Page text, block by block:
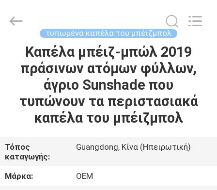
ΣΠΊΤΙ
ΠΡΟΪΌΝΤΑ
ΠΕΡΊΠΟΥ
ΓΎΡΟΣ
ΕΡΓΟΣΤΑΣΊΩΝ
Manufacturing
τυπωμένα καπέλα του μπέιζμπολ
Καπέλα μπέιζ-μπώλ 2019
πράσινων ατόμων φύλλων,
άγριο Sunshade που
τυπώνουν τα περιστασιακά
καπέλα του μπέιζμπολ
Τόπος
καταγωγής:
Guangdong, Κίνα (Ηπειρωτική)
Μάρκα:
OEM